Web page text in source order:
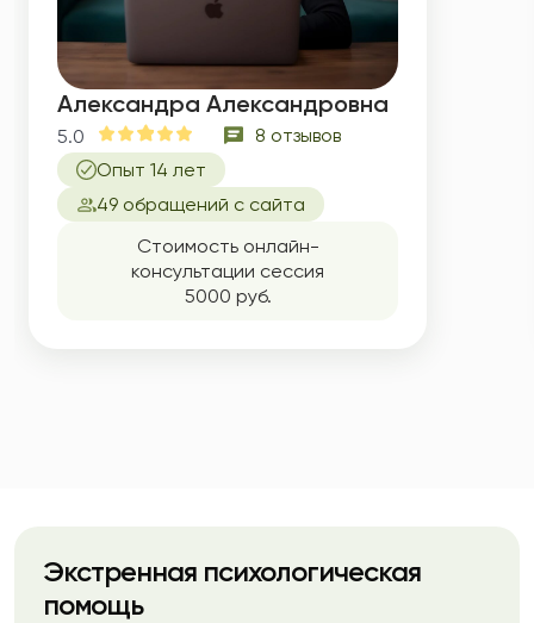
Александра Александровна
5.0
8 отзывов
Опыт 14 лет
49 обращений с сайта
Стоимость онлайн-
консультации сессия
5000 руб.
Экстренная психологическая
помощь